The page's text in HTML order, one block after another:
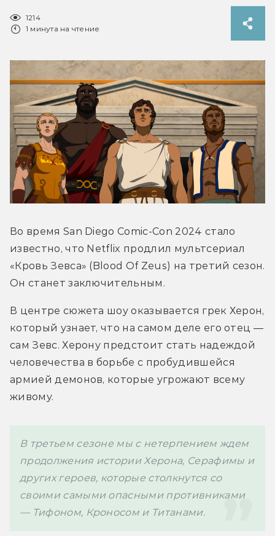
1214
1 минута на чтение
Во время San Diego Comic-Con 2024 стало
известно, что Netflix продлил мультсериал
«Кровь Зевса» (Blood Of Zeus) на третий сезон.
Он станет заключительным.
В центре сюжета шоу оказывается грек Херон,
который узнает, что на самом деле его отец —
сам Зевс. Херону предстоит стать надеждой
человечества в борьбе с пробудившейся
армией демонов, которые угрожают всему
живому.
В третьем сезоне мы с нетерпением ждем
продолжения истории Херона, Серафимы и
других героев, которые столкнутся со
своими самыми опасными противниками
— Тифоном, Кроносом и Титанами.